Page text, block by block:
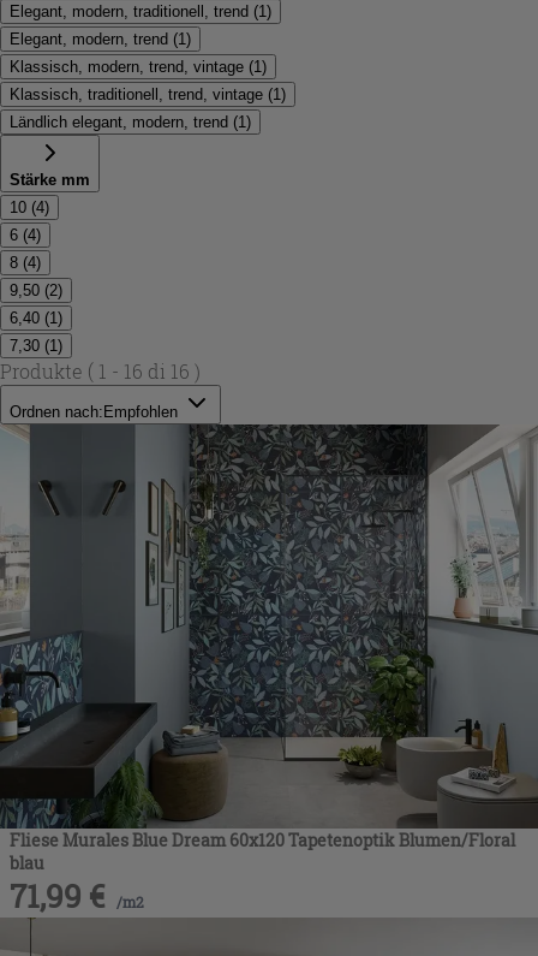
Elegant, modern, traditionell, trend (1 )
Elegant, modern, trend (1 )
Klassisch, modern, trend, vintage (1 )
Klassisch, traditionell, trend, vintage (1 )
Ländlich elegant, modern, trend (1 )
Stärke mm
10 (4)
6 (4)
8 (4)
9,50 (2)
6,40 (1 )
7,30 (1 )
Produkte ( 1 - 16 di 16 )
Ordnen nach: Empfohlen
Fliese Murales Blue Dream 60x120 Tapetenoptik Blumen/Floral
blau
71,99 € /m2